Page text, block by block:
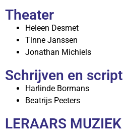
Theater
Heleen Desmet
Tinne Janssen
Jonathan Michiels
Schrijven en script
Harlinde Bormans
Beatrijs Peeters
LERAARS MUZIEK